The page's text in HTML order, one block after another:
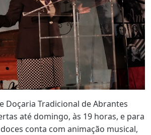
Doçaria Tradicional de Abrantes
até domingo, às 19 horas, e para
conta com animação musical,